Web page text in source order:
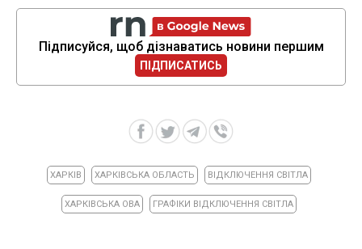
Підписуйся, щоб дізнаватись новини першим
ПІДПИСАТИСЬ
ХАРКІВ ХАРКІВСЬКА ОБЛАСТЬ ВІДКЛЮЧЕННЯ СВІТЛА
ХАРКІВСЬКА ОВА ГРАФІКИ ВІДКЛЮЧЕННЯ СВІТЛА